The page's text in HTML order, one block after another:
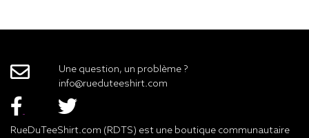
Une question, un problème ?
info@rueduteeshirt.com
RueDuTeeShirt.com (RDTS) est une boutique communautaire